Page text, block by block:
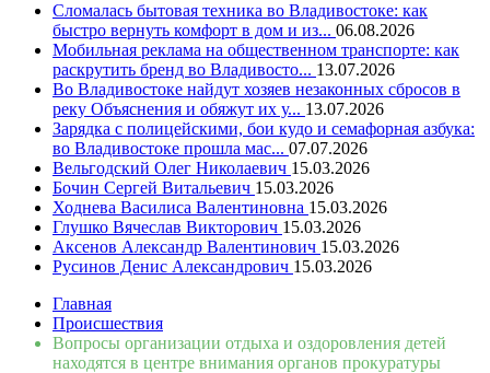
Сломалась бытовая техника во Владивостоке: как
быстро вернуть комфорт в дом и из... 06.08.2026
Мобильная реклама на общественном транспорте: как
раскрутить бренд во Владивосто... 13.07.2026
Во Владивостоке найдут хозяев незаконных сбросов в
реку Объяснения и обяжут их у... 13.07.2026
Зарядка с полицейскими, бои кудо и семафорная азбука:
во Владивостоке прошла мас... 07.07.2026
Вельгодский Олег Николаевич 15.03.2026
Бочин Сергей Витальевич 15.03.2026
Ходнева Василиса Валентиновна 15.03.2026
Глушко Вячеслав Викторович 15.03.2026
Аксенов Александр Валентинович 15.03.2026
Русинов Денис Александрович 15.03.2026
Главная
Происшествия
Вопросы организации отдыха и оздоровления детей
находятся в центре внимания органов прокуратуры